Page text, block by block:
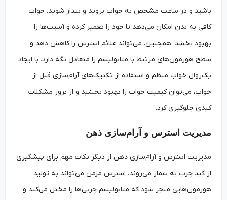
باشید و در ساعت مشخص به خواب بروید و بیدار شوید. خواب
کافی به بدن امکان می‌دهد تا خود را تعمیر کرده و آسیب‌ها را
بهبود بخشد. همچنین، می‌تواند علائم استرس را کاهش دهد و
سطح هورمون‌های مرتبط با متابولیسم را متعادل نگه دارد. با ایجاد
یک‌روال خواب منظم و استفاده از تکنیک‌های آرام‌سازی قبل از
خواب، می‌توان کیفیت خواب را بهبود بخشید و از بروز مشکلات
کبدی جلوگیری کرد.
مدیریت استرس و آرام‌سازی ذهن
مدیریت استرس و آرام‌سازی ذهن از دیگر نکات مهم برای پیشگیری
از کبد چرب به شمار می‌روند. استرس مزمن می‌تواند به تولید
هورمون‌هایی منجر شود که متابولیسم چربی‌ها را مختل می‌کند و